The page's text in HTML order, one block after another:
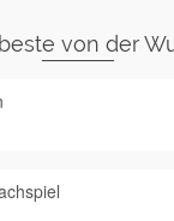
von der